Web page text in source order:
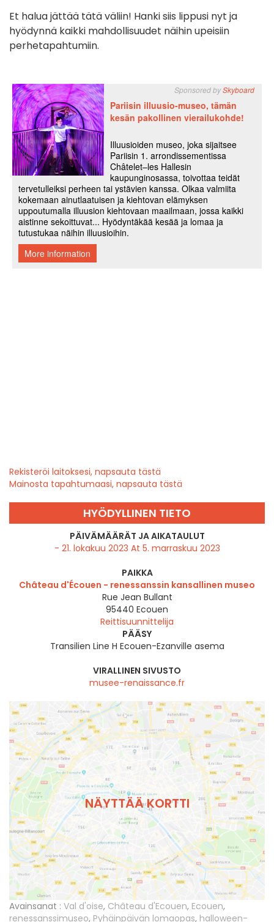
Et halua jättää tätä väliin! Hanki siis lippusi nyt ja
hyödynnä kaikki mahdollisuudet näihin upeisiin
perhetapahtumiin.
Rekisteröi laitoksesi, napsauta tästä
Mainosta tapahtumaasi, napsauta tästä
HYÖDYLLINEN TIETO
PÄIVÄMÄÄRÄT JA AIKATAULUT
- 21. lokakuu 2023 At 5. marraskuu 2023
PAIKKA
Château d'Écouen - renessanssin kansallinen museo
Rue Jean Bullant
95440 Ecouen
Reittisuunnittelija
PÄÄSY
Transilien Line H Ecouen-Ezanville asema
VIRALLINEN SIVUSTO
musee-renaissance.fr
NÄYTTÄÄ KORTTI
Avainsanat : Val d'oise, Château d'Ecouen, Ecouen,
renessanssimuseo, Pyhäinpäivän lomaopas, halloween-